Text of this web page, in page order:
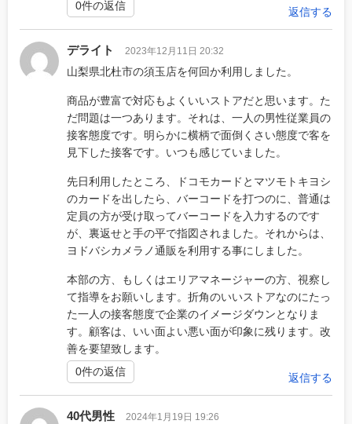
返信する
0件の返信
デライト 2023年12月11日 20:32
山梨県北杜市の須玉店を何回か利用しました。
商品が豊富で対応もよくいいストアだと思います。た
だ問題は一つあります。それは、一人の男性従業員の
接客態度です。明らかに横柄で面倒くさい態度で客を
見下した接客です。いつも感じていました。
先日利用したところ、ドコモカードとマツモトキヨシ
のカードを出したら、バーコードを打つのに、普通は
定員の方が受け取ってバーコードを入力するのです
が、裏返せと手の平で指図されました。それからは、
ヨドバシカメラノ通販を利用する事にしました。
本部の方、もしくはエリアマネージャーの方、視察し
て指導をお願いします。折角のいいストアなのにたっ
た一人の接客態度で企業のイメージダウンとなりま
す。顧客は、いい面よい悪い面が印象に残ります。改
善を要望致します。
返信する
0件の返信
40代男性 2024年1月19日 19:26